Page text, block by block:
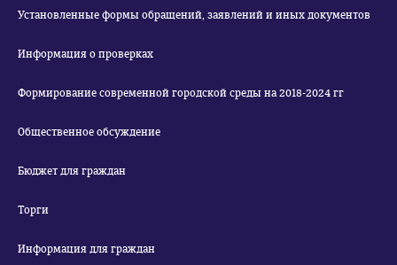
Установленные формы обращений, заявлений и иных документов
Информация о проверках
Формирование современной городской среды на 2018-2024 гг
Общественное обсуждение
Бюджет для граждан
Торги
Информация для граждан